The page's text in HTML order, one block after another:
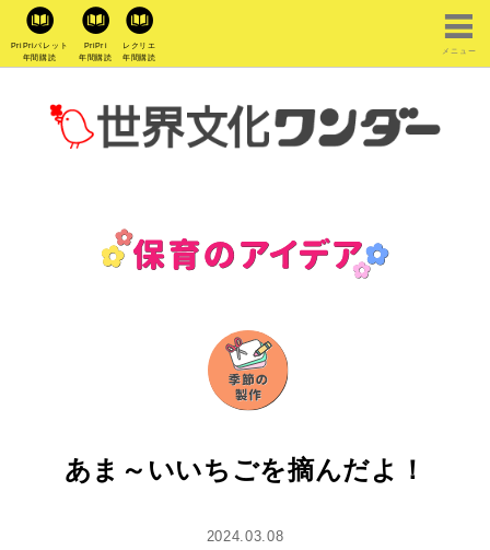
PriPriパレット
年間購読
PriPri
年間購読
レクリエ
年間購読
メニュー
あま～いいちごを摘んだよ！
2024.03.08